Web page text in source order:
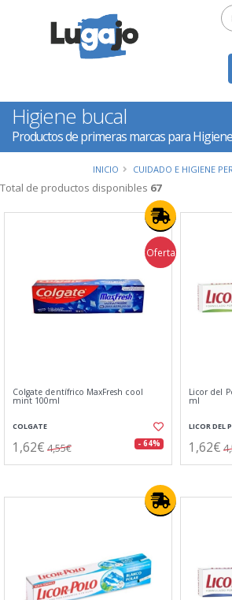
Higiene bucal
Productos de primeras marcas para
INICIO CUIDADO E HIGIENE
Total de productos disponibles 67
Oferta
Colgate dentífrico MaxFresh cool
mint 100ml
COLGATE
1,62€ 4,55€ - 64%
Licor del
ml
LICOR DEL
1,62€